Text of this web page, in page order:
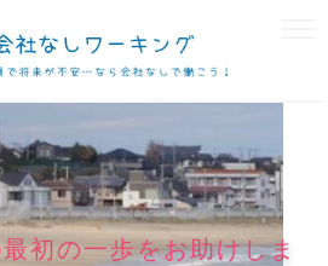
初の一歩をお助けしま